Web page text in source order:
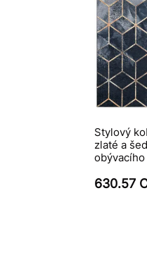
Stylový
zlaté a
630.57